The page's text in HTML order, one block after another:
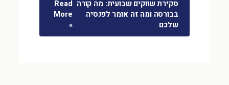
סקירת שווקים שבועית: מה קורה
בבורסה ומה זה אומר לפנסיה
שלכם
Read
More
»